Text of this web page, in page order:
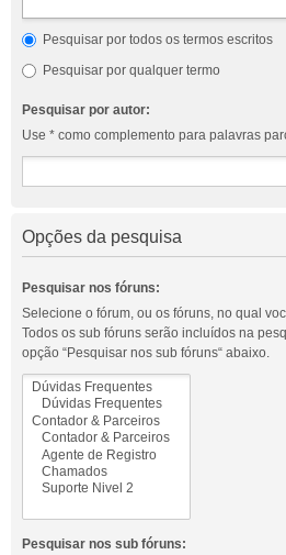
Pesquisar por todos os termos escritos
Pesquisar por qualquer termo
Pesquisar por autor:
Use * como complemento para palavras
Opções da pesquisa
Pesquisar nos fóruns:
Selecione o fórum, ou os fóruns, no qual
Todos os sub fóruns serão incluídos na
opção “Pesquisar nos sub fóruns“ abaixo.
Pesquisar nos sub fóruns: